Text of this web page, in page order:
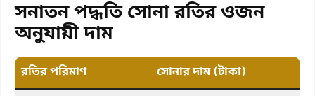
সনাতন পদ্ধতি সোনা রতির ওজন
অনুযায়ী দাম
রতির পরিমাণ সোনার দাম (টাকা)